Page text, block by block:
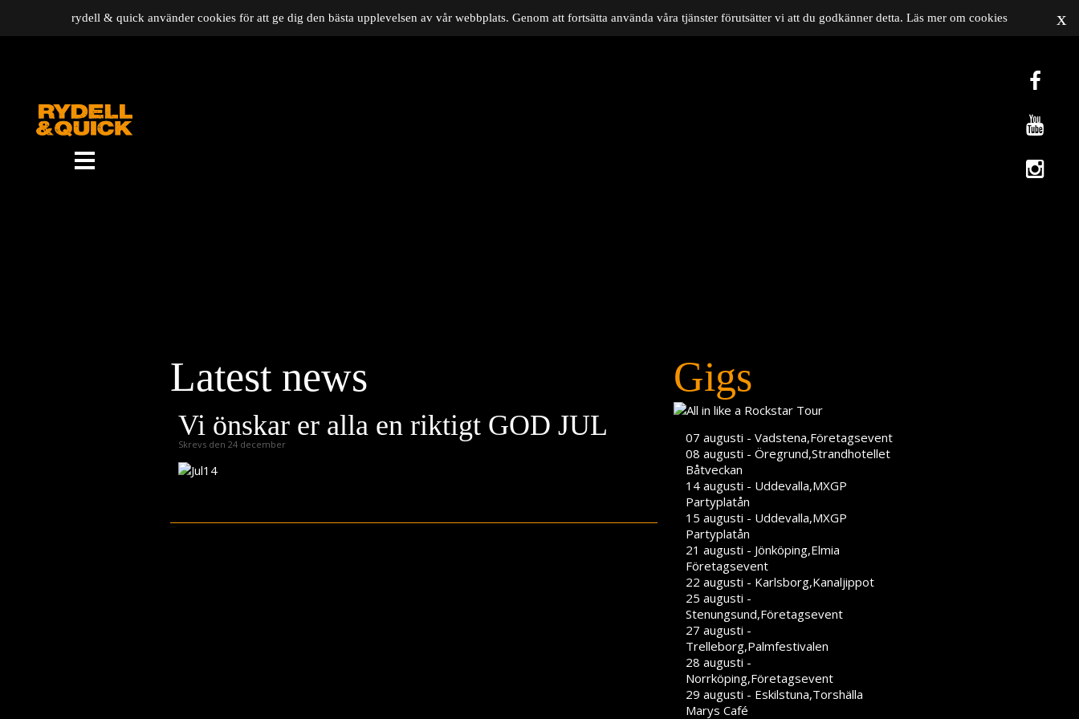
Latest news
Vi önskar er alla en riktigt GOD JUL
Skrevs den 24 december
Gigs
07 augusti - Vadstena,Företagsevent
08 augusti - Öregrund,Strandhotellet
Båtveckan
14 augusti - Uddevalla,MXGP
Partyplatån
15 augusti - Uddevalla,MXGP
Partyplatån
21 augusti - Jönköping,Elmia
Företagsevent
22 augusti - Karlsborg,Kanaljippot
25 augusti -
Stenungsund,Företagsevent
27 augusti -
Trelleborg,Palmfestivalen
28 augusti -
Norrköping,Företagsevent
29 augusti - Eskilstuna,Torshälla
Marys Café
rydell & quick använder cookies för att ge dig den bästa upplevelsen av vår webbplats. Genom att fortsätta använda våra tjänster förutsätter vi att du godkänner detta. Läs mer om cookies x